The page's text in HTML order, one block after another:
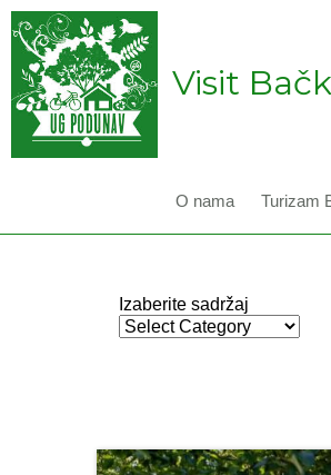
Visit
O nama Turizam
Izaberite sadržaj
Izaberite